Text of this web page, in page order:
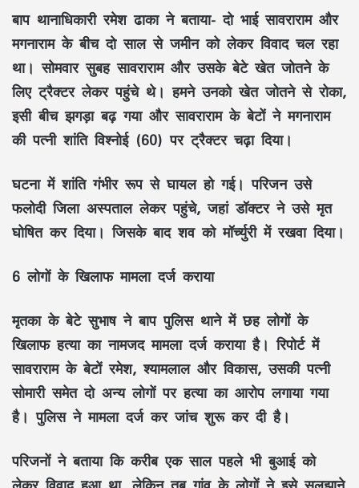
बाप थानाधिकारी रमेश ढाका ने बताया- दो भाई सावराराम और
मगनाराम के बीच दो साल से जमीन को लेकर विवाद चल रहा
था। सोमवार सुबह सावराराम और उसके बेटे खेत जोतने के
लिए ट्रैक्टर लेकर पहुंचे थे। हमने उनको खेत जोतने से रोका,
इसी बीच झगड़ा बढ़ गया और सावराराम के बेटों ने मगनाराम
की पत्नी शांति विश्नोई (60) पर ट्रैक्टर चढ़ा दिया।
घटना में शांति गंभीर रूप से घायल हो गई। परिजन उसे
फलोदी जिला अस्पताल लेकर पहुंचे, जहां डॉक्टर ने उसे मृत
घोषित कर दिया। जिसके बाद शव को मॉर्च्युरी में रखवा दिया।
6 लोगों के खिलाफ मामला दर्ज कराया
मृतका के बेटे सुभाष ने बाप पुलिस थाने में छह लोगों के
खिलाफ हत्या का नामजद मामला दर्ज कराया है। रिपोर्ट में
सावराराम के बेटों रमेश, श्यामलाल और विकास, उसकी पत्नी
सोमारी समेत दो अन्य लोगों पर हत्या का आरोप लगाया गया
है। पुलिस ने मामला दर्ज कर जांच शुरू कर दी है।
परिजनों ने बताया कि करीब एक साल पहले भी बुआई को